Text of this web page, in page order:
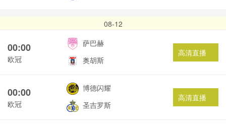
08-12
00:00
欧冠
萨巴赫
奥胡斯
高清直播
00:00
欧冠
博德闪耀
圣吉罗斯
高清直播